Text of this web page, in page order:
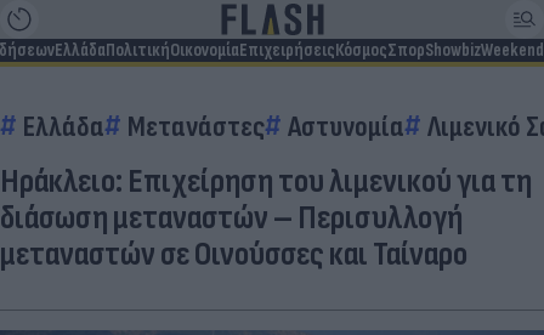
ΕλλάδαΠολιτικήΟικονομίαΕπιχειρήσειςΚόσμοςΣπορShowbizWeekend
Ελλάδα Μετανάστες Αστυνομία Λιμενικό
Ηράκλειο: Επιχείρηση του λιμενικού για τη
διάσωση μεταναστών – Περισυλλογή
μεταναστών σε Οινούσσες και Ταίναρο